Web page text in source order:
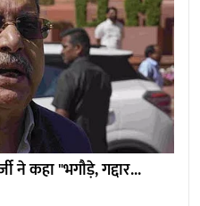
ने कहा "भगौड़े, गद्दार...